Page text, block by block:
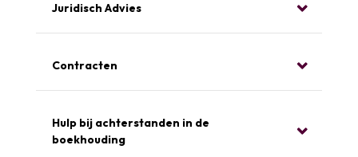
Juridisch Advies
Contracten
Hulp bij achterstanden in de
boekhouding